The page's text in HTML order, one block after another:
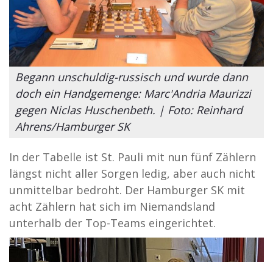
Begann unschuldig-russisch und wurde dann
doch ein Handgemenge: Marc'Andria Maurizzi
gegen Niclas Huschenbeth. | Foto: Reinhard
Ahrens/Hamburger SK
In der Tabelle ist St. Pauli mit nun fünf Zählern
längst nicht aller Sorgen ledig, aber auch nicht
unmittelbar bedroht. Der Hamburger SK mit
acht Zählern hat sich im Niemandsland
unterhalb der Top-Teams eingerichtet.